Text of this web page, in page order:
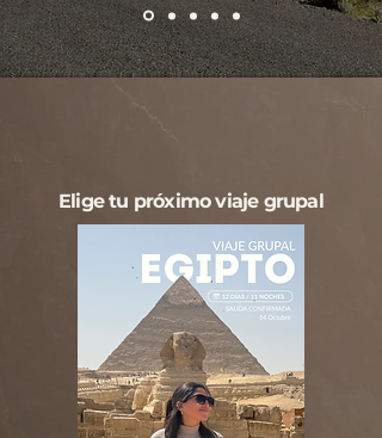
Elige tu próximo viaje grupal